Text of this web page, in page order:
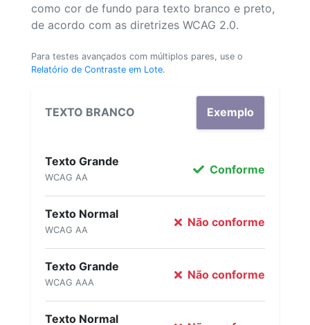
como cor de fundo para texto branco e preto,
de acordo com as diretrizes WCAG 2.0.
Para testes avançados com múltiplos pares, use o
Relatório de Contraste em Lote.
TEXTO BRANCO Exemplo
Texto Grande
WCAG AA
Conforme
Texto Normal
WCAG AA
Não conforme
Texto Grande
WCAG AAA
Não conforme
Texto Normal